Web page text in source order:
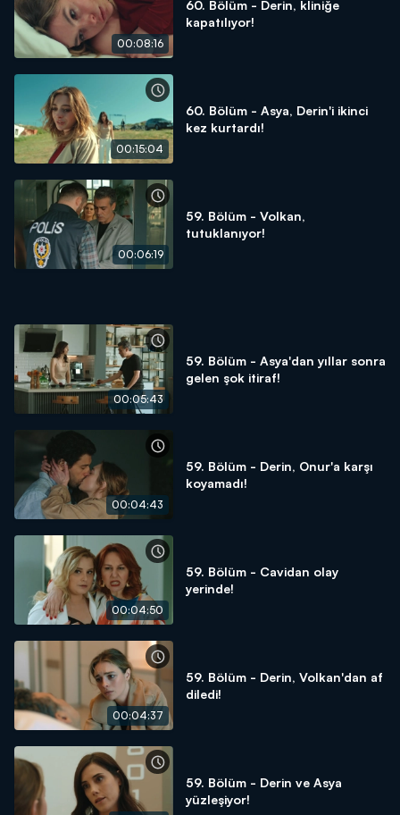
00:08:16
60. Bölüm - Derin, kliniğe
kapatılıyor!
00:15:04
60. Bölüm - Asya, Derin'i ikinci
kez kurtardı!
00:06:19
59. Bölüm - Volkan,
tutuklanıyor!
00:05:43
59. Bölüm - Asya'dan yıllar sonra
gelen şok itiraf!
00:04:43
59. Bölüm - Derin, Onur'a karşı
koyamadı!
00:04:50
59. Bölüm - Cavidan olay
yerinde!
00:04:37
59. Bölüm - Derin, Volkan'dan af
diledi!
59. Bölüm - Derin ve Asya
yüzleşiyor!